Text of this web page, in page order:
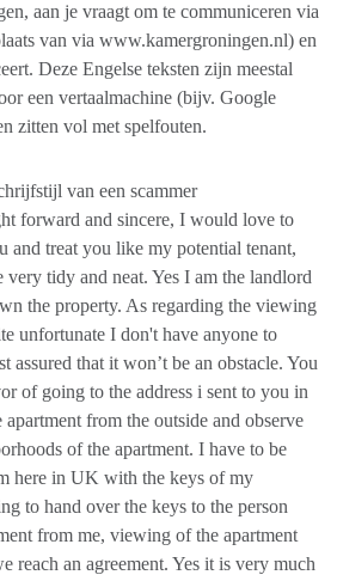
aan je vraagt om te communiceren via
van via www.kamergroningen.nl) en
Deze Engelse teksten zijn meestal
een vertaalmachine (bijv. Google
zitten vol met spelfouten.
van een scammer
forward and sincere, I would love to
and treat you like my potential tenant,
very tidy and neat. Yes I am the landlord
the property. As regarding the viewing
unfortunate I don't have anyone to
assured that it won’t be an obstacle. You
of going to the address i sent to you in
from the outside and observe
of the apartment. I have to be
here in UK with the keys of my
to hand over the keys to the person
from me, viewing of the apartment
reach an agreement. Yes it is very much